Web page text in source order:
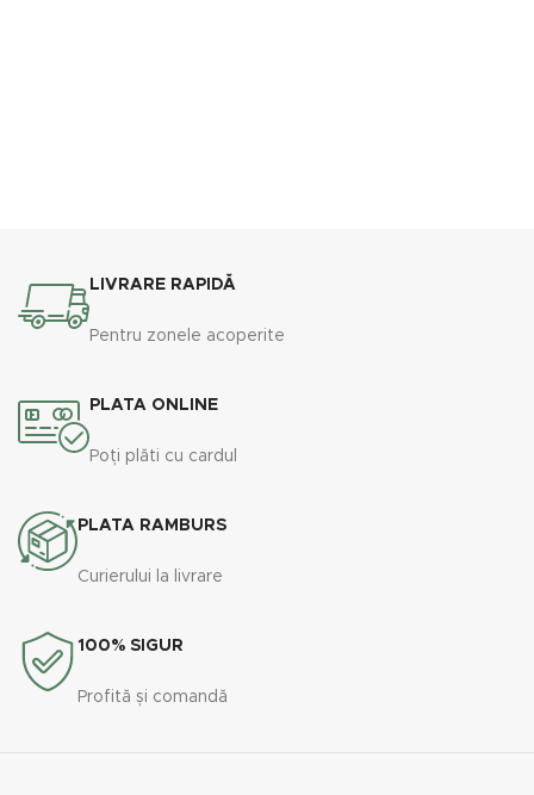
LIVRARE RAPIDĂ
Pentru zonele acoperite
PLATA ONLINE
Poți plăti cu cardul
PLATA RAMBURS
Curierului la livrare
100% SIGUR
Profită și comandă